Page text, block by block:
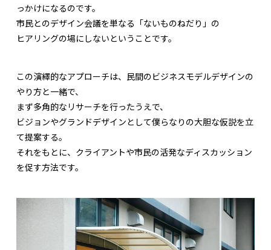
っかけになるのです。
市民とのデザイン会議を単なる「ないものねだり」の
ヒアリングの場にしないということです。
この演繹的なアプローチは、民間のビジネスモデルデザインの
やり方と一緒で、
まず多角的なリサーチを行ったうえで、
ビジョンやグランドデザインとして僕らなりの大胆な仮説を立
て提案する。
それをもとに、クライアントや市民の活発なディスカッション
を促す方法です。